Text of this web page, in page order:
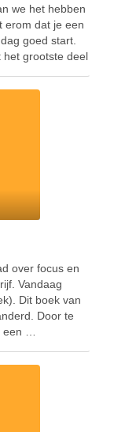
we het hebben
erom dat je een
goed start.
het grootste deel
over focus en
Vandaag
Dit boek van
Door te
…